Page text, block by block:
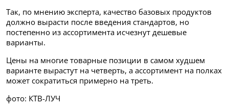
Так, по мнению эксперта, качество базовых продуктов
должно вырасти после введения стандартов, но
постепенно из ассортимента исчезнут дешевые
варианты.
Цены на многие товарные позиции в самом худшем
варианте вырастут на четверть, а ассортимент на полках
может сократиться примерно на треть.
фото: КТВ-ЛУЧ